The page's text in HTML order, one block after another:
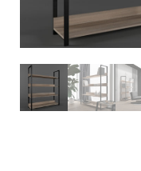
Бескаркасная мебель
Мягкая мебель
Комоды и Тумбы
Зеркала
Пледы
Подушки
Потолочное
Настольное
Напольное